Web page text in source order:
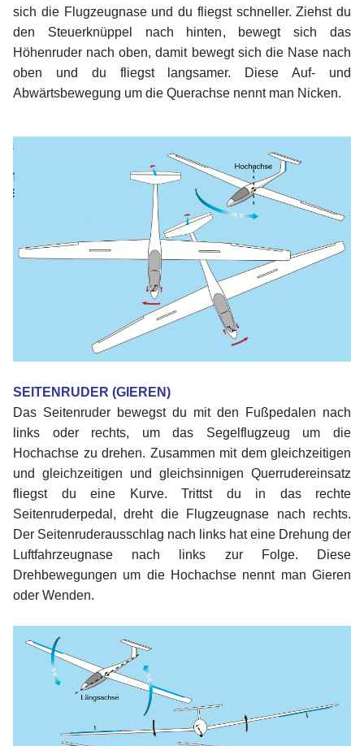
sich die Flugzeugnase und du fliegst schneller. Ziehst du
den Steuerknüppel nach hinten, bewegt sich das
Höhenruder nach oben, damit bewegt sich die Nase nach
oben und du fliegst langsamer. Diese Auf- und
Abwärtsbewegung um die Querachse nennt man Nicken.
SEITENRUDER (GIEREN)
Das Seitenruder bewegst du mit den Fußpedalen nach
links oder rechts, um das Segelflugzeug um die
Hochachse zu drehen. Zusammen mit dem gleichzeitigen
und gleichzeitigen und gleichsinnigen Querrudereinsatz
fliegst du eine Kurve. Trittst du in das rechte
Seitenruderpedal, dreht die Flugzeugnase nach rechts.
Der Seitenruderausschlag nach links hat eine Drehung der
Luftfahrzeugnase nach links zur Folge. Diese
Drehbewegungen um die Hochachse nennt man Gieren
oder Wenden.